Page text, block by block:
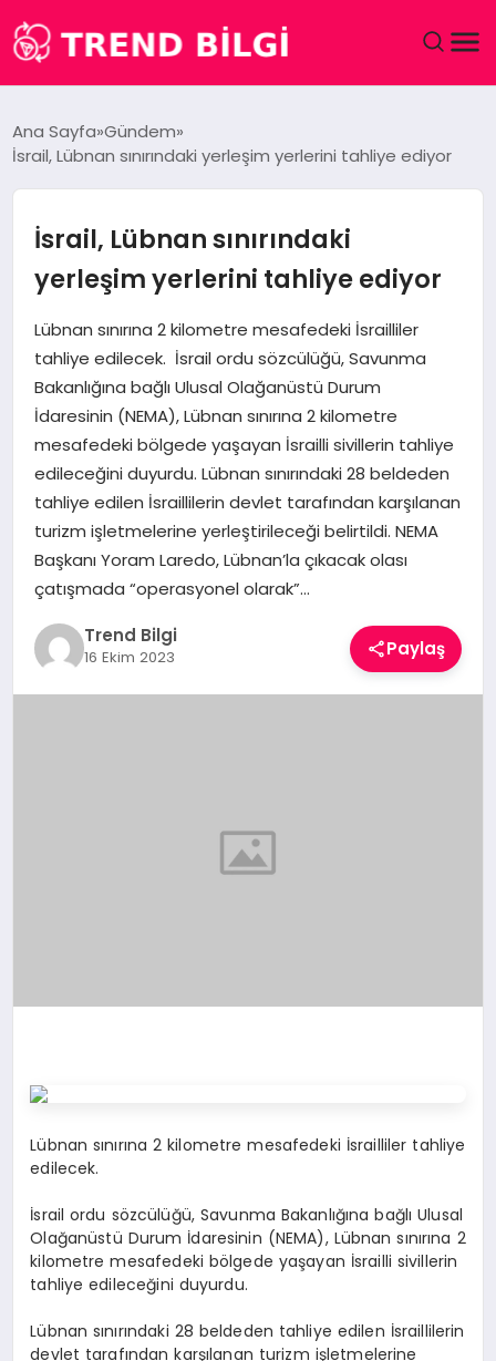
DÜNYA
EĞITIM
EKONOMI
MAGAZIN
SAĞLIK
SPOR
TEKNOLOJI
YAŞAM
Ana Sayfa Gündem
İsrail, Lübnan sınırındaki yerleşim yerlerini tahliye ediyor
İsrail, Lübnan sınırındaki
yerleşim yerlerini tahliye ediyor
Lübnan sınırına 2 kilometre mesafedeki İsrailliler
tahliye edilecek. İsrail ordu sözcülüğü, Savunma
Bakanlığına bağlı Ulusal Olağanüstü Durum
İdaresinin (NEMA), Lübnan sınırına 2 kilometre
mesafedeki bölgede yaşayan İsrailli sivillerin tahliye
edileceğini duyurdu. Lübnan sınırındaki 28 beldeden
tahliye edilen İsraillilerin devlet tarafından karşılanan
turizm işletmelerine yerleştirileceği belirtildi. NEMA
Başkanı Yoram Laredo, Lübnan’la çıkacak olası
çatışmada “operasyonel olarak”…
Trend Bilgi
16 Ekim 2023 Paylaş
Lübnan sınırına 2 kilometre mesafedeki İsrailliler tahliye
edilecek.
İsrail ordu sözcülüğü, Savunma Bakanlığına bağlı Ulusal
Olağanüstü Durum İdaresinin (NEMA), Lübnan sınırına 2
kilometre mesafedeki bölgede yaşayan İsrailli sivillerin
tahliye edileceğini duyurdu.
Lübnan sınırındaki 28 beldeden tahliye edilen İsraillilerin
devlet tarafından karşılanan turizm işletmelerine